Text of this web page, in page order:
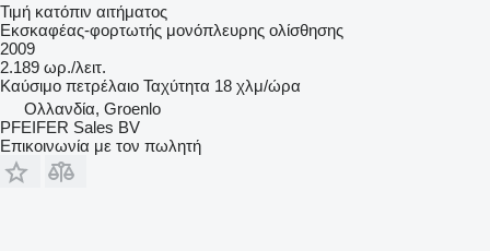
Τιμή κατόπιν αιτήματος
Εκσκαφέας-φορτωτής μονόπλευρης ολίσθησης
2009
2.189 ωρ./λειτ.
Καύσιμο πετρέλαιο Ταχύτητα 18 χλμ/ώρα
Ολλανδία, Groenlo
PFEIFER Sales BV
Επικοινωνία με τον πωλητή